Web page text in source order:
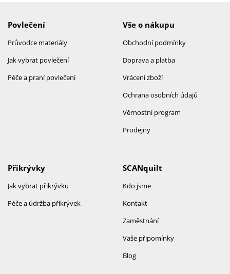
Povlečení
Průvodce materiály
Jak vybrat povlečení
Péče a praní povlečení
Vše o nákupu
Obchodní podmínky
Doprava a platba
Vrácení zboží
Ochrana osobních údajů
Věrnostní program
Prodejny
SCANquilt
Kdo jsme
Kontakt
Zaměstnání
Vaše připomínky
Blog
Přikrývky
Jak vybrat přikrývku
Péče a údržba přikrývek